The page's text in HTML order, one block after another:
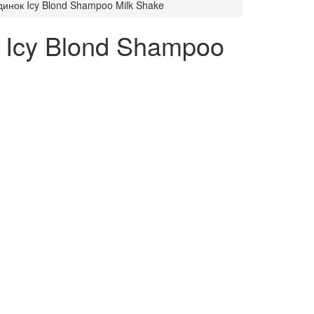
Icy Blond Shampoo Milk Shake
Blond Shampoo